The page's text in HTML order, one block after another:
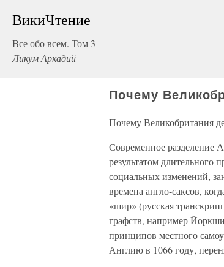
ВикиЧтение
Все обо всем. Том 3
Ликум Аркадий
Почему
Почему Великобритания
Современное разделение
результатом длительного
социальных изменений,
времена англо-саксов,
«шир» (русская
графств, например
принципов местного
Англию в 1066 году,